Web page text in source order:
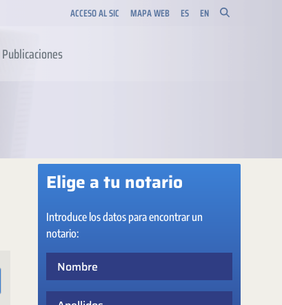
ACCESO AL SIC MAPA WEB ES EN
Publicaciones
Elige a tu notario
Introduce los datos para encontrar un
notario: